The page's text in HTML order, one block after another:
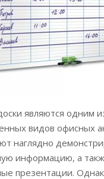
являются одним
видов офисных
наглядно
информацию, а
презентации.